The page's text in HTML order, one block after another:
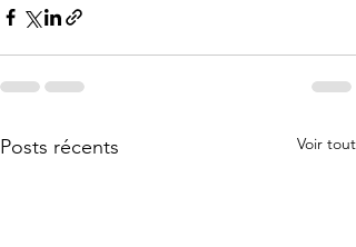
Posts récents Voir tout